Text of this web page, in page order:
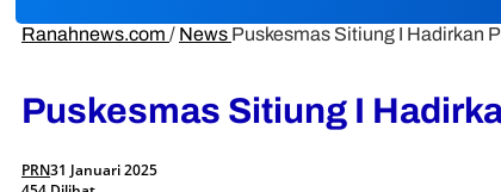
Ranahnews.com / News Puskesmas Sitiung I Hadirkan
Puskesmas Sitiung I
PRN31 Januari 2025